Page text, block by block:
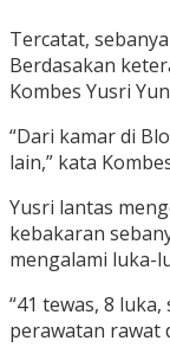
Tercatat,
Berdasakan
Kombes Yusri
“Dari kamar di
lain,” kata
Yusri lantas
kebakaran
mengalami luka-
“41 tewas, 8
perawatan rawat